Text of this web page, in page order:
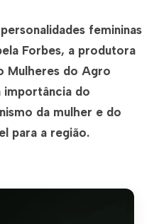
femininas
Forbes, a produtora
Mulheres do Agro
importância do
da mulher e do
para a região.